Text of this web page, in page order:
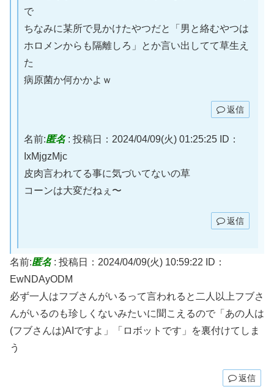
で
ちなみに某所で見かけたやつだと「男と絡むやつは
ホロメンからも隔離しろ」とか言い出してて草生え
た
病原菌か何かかよｗ
返信
名前:匿名: 投稿日：2024/04/09(火) 01:25:25 ID：
IxMjgzMjc
皮肉言われてる事に気づいてないの草
コーンは大変だねぇ〜
返信
名前:匿名: 投稿日：2024/04/09(火) 10:59:22
ID：
EwNDAyODM
必ず一人はフブさんがいるって言われると二人以上フブさ
んがいるのも珍しくないみたいに聞こえるので「あの人は
(フブさんは)AIですよ」「ロボットです」を裏付けてしま
う
返信